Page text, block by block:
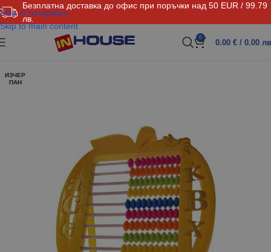
Безплатна доставка до офис при поръчки над 50 EUR / 99.79
лв.
Skip to navigation
Skip to main content
0
0.00 € / 0.00
ИЗЧЕР
ПАН